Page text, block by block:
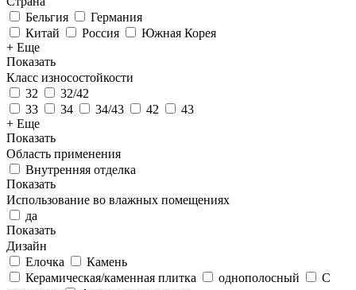
Бельгия
Германия
Китай
Россия
Южная Корея
+ Еще
Показать
Класс износостойкости
32
32/42
33
34 34/43 42
43
+ Еще
Показать
Область применения
Внутренняя отделка
Показать
Использование во влажных помещениях
да
Показать
Дизайн
Елочка
Камень
Керамическая/каменная плитка
однополосный
С